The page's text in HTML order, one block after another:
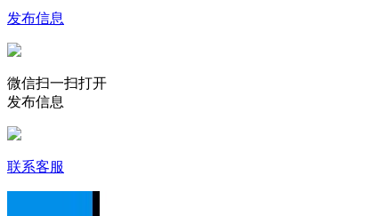
发布信息
微信扫一扫打开
发布信息
联系客服